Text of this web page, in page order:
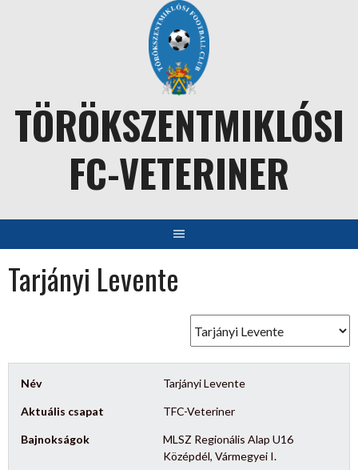
TÖRÖKSZENTMIKLÓSI
FC-VETERINER
Tarjányi Levente
Név Tarjányi Levente
Aktuális csapat TFC-Veteriner
Bajnokságok
MLSZ Regionális Alap U16
Középdél, Vármegyei I.